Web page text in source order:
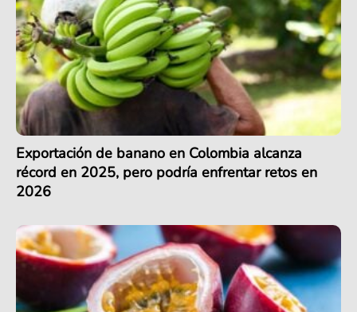
Exportación de banano en Colombia alcanza
récord en 2025, pero podría enfrentar retos en
2026